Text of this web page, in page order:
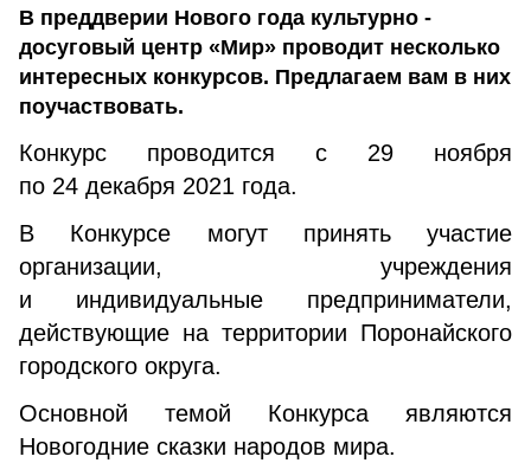
В преддверии Нового года культурно -
досуговый центр «Мир» проводит несколько
интересных конкурсов. Предлагаем вам в них
поучаствовать.
Конкурс проводится с 29 ноября
по 24 декабря 2021 года.
В Конкурсе могут принять участие
организации, учреждения
и индивидуальные предприниматели,
действующие на территории Поронайского
городского округа.
Основной темой Конкурса являются
Новогодние сказки народов мира.